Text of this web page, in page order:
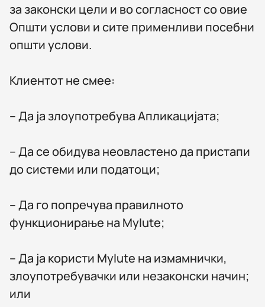
за законски цели и во согласност со овие
Општи услови и сите применливи посебни
општи услови.
Клиентот не смее:
– Да ја злоупотребува Апликацијата;
– Да се обидува неовластено да пристапи
до системи или податоци;
– Да го попречува правилното
функционирање на MyIute;
– Да ја користи MyIute на измамнички,
злоупотребувачки или незаконски начин;
или